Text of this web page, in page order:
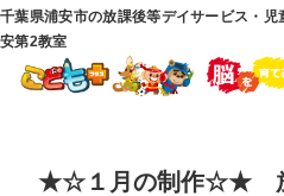
千葉県浦安市の放課後等デイサービス・
安第2教室
★☆１月の制作☆★ 放